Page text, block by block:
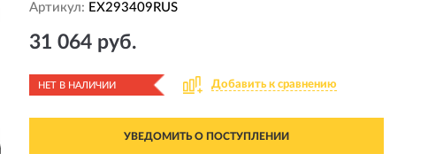
Артикул: EX293409RUS
31 064 руб.
НЕТ В НАЛИЧИИ Добавить к сравнению
УВЕДОМИТЬ О ПОСТУПЛЕНИИ